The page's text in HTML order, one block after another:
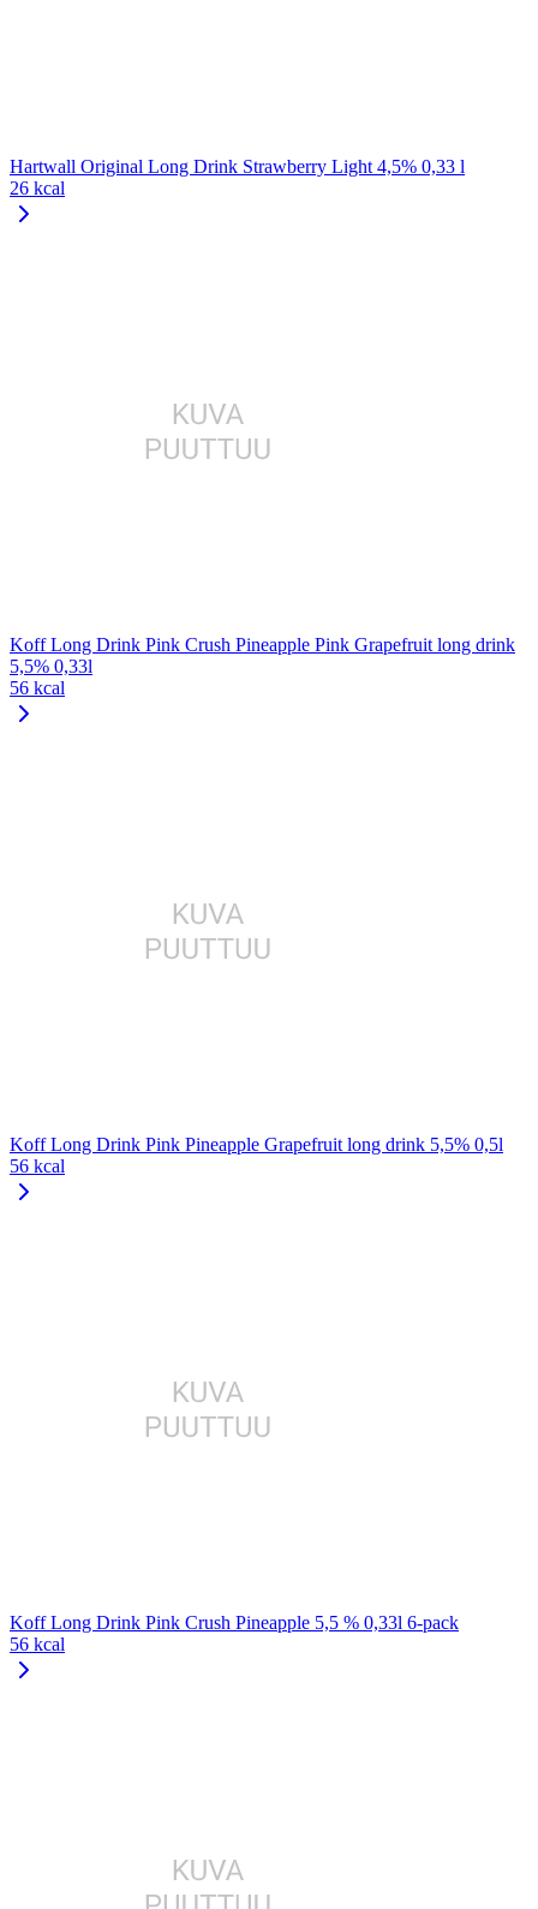
Hartwall Original Long Drink Strawberry Light 4,5% 0,33 l
26 kcal
Koff Long Drink Pink Crush Pineapple Pink Grapefruit long drink
5,5% 0,33l
56 kcal
Koff Long Drink Pink Pineapple Grapefruit long drink 5,5% 0,5l
56 kcal
Koff Long Drink Pink Crush Pineapple 5,5 % 0,33l 6-pack
56 kcal